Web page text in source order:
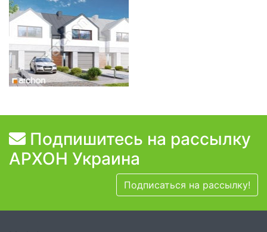
Подпишитесь на рассылку
АРХОН Украина
Подписаться на рассылку!